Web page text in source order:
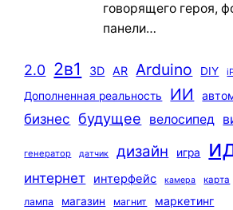
говорящего героя,
панели…
2.0 2в1 3D AR Arduino DIY
Дополненная реальность ИИ
бизнес будущее велосипед
генератор датчик дизайн игра
интернет интерфейс камера карта
лампа
магазин магнит
маркетинг